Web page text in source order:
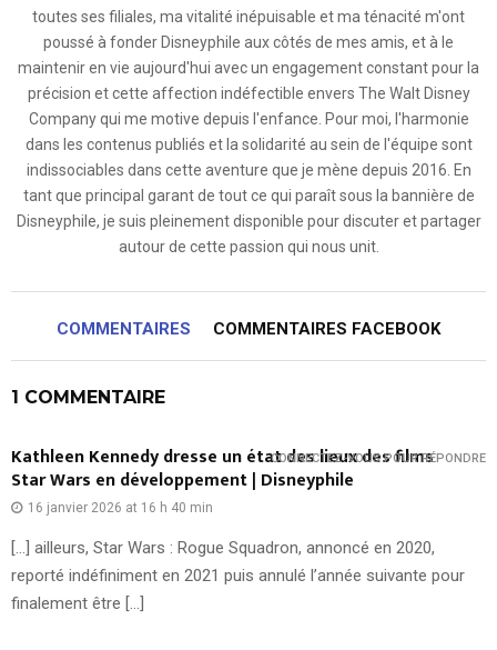
toutes ses filiales, ma vitalité inépuisable et ma ténacité m'ont
poussé à fonder Disneyphile aux côtés de mes amis, et à le
maintenir en vie aujourd'hui avec un engagement constant pour la
précision et cette affection indéfectible envers The Walt Disney
Company qui me motive depuis l'enfance. Pour moi, l'harmonie
dans les contenus publiés et la solidarité au sein de l'équipe sont
indissociables dans cette aventure que je mène depuis 2016. En
tant que principal garant de tout ce qui paraît sous la bannière de
Disneyphile, je suis pleinement disponible pour discuter et partager
autour de cette passion qui nous unit.
COMMENTAIRES COMMENTAIRES FACEBOOK
1 COMMENTAIRE
Kathleen Kennedy dresse un état des lieux des films
Star Wars en développement | Disneyphile
16 janvier 2026 at 16 h 40 min
[…] ailleurs, Star Wars : Rogue Squadron, annoncé en 2020,
reporté indéfiniment en 2021 puis annulé l’année suivante pour
finalement être […]
CONNECTEZ-VOUS POUR RÉPONDRE